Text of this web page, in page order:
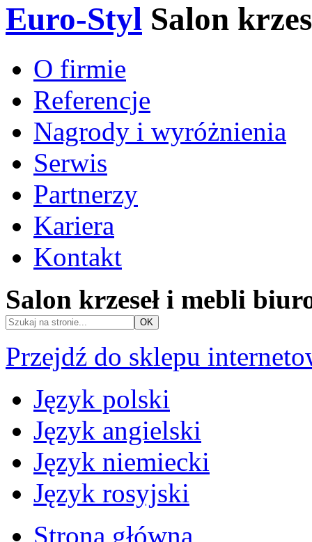
Euro-Styl Salon
O firmie
Referencje
Nagrody i wyróżnienia
Serwis
Partnerzy
Kariera
Kontakt
Salon krzeseł i mebli
Przejdź do sklepu
Język polski
Język angielski
Język niemiecki
Język rosyjski
Strona główna